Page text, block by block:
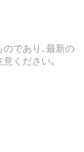
であり､最新の
ください｡